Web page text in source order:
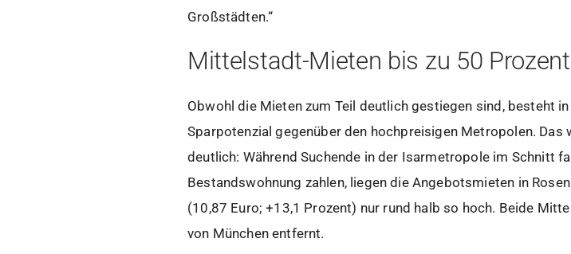
Großstädten.“
Mittelstadt-Mieten bis zu 50
Obwohl die Mieten zum Teil deutlich gestiegen sind, besteht
Sparpotenzial gegenüber den hochpreisigen Metropolen.
deutlich: Während Suchende in der Isarmetropole im Schnitt
Bestandswohnung zahlen, liegen die Angebotsmieten in
(10,87 Euro; +13,1 Prozent) nur rund halb so hoch. Beide
von München entfernt.